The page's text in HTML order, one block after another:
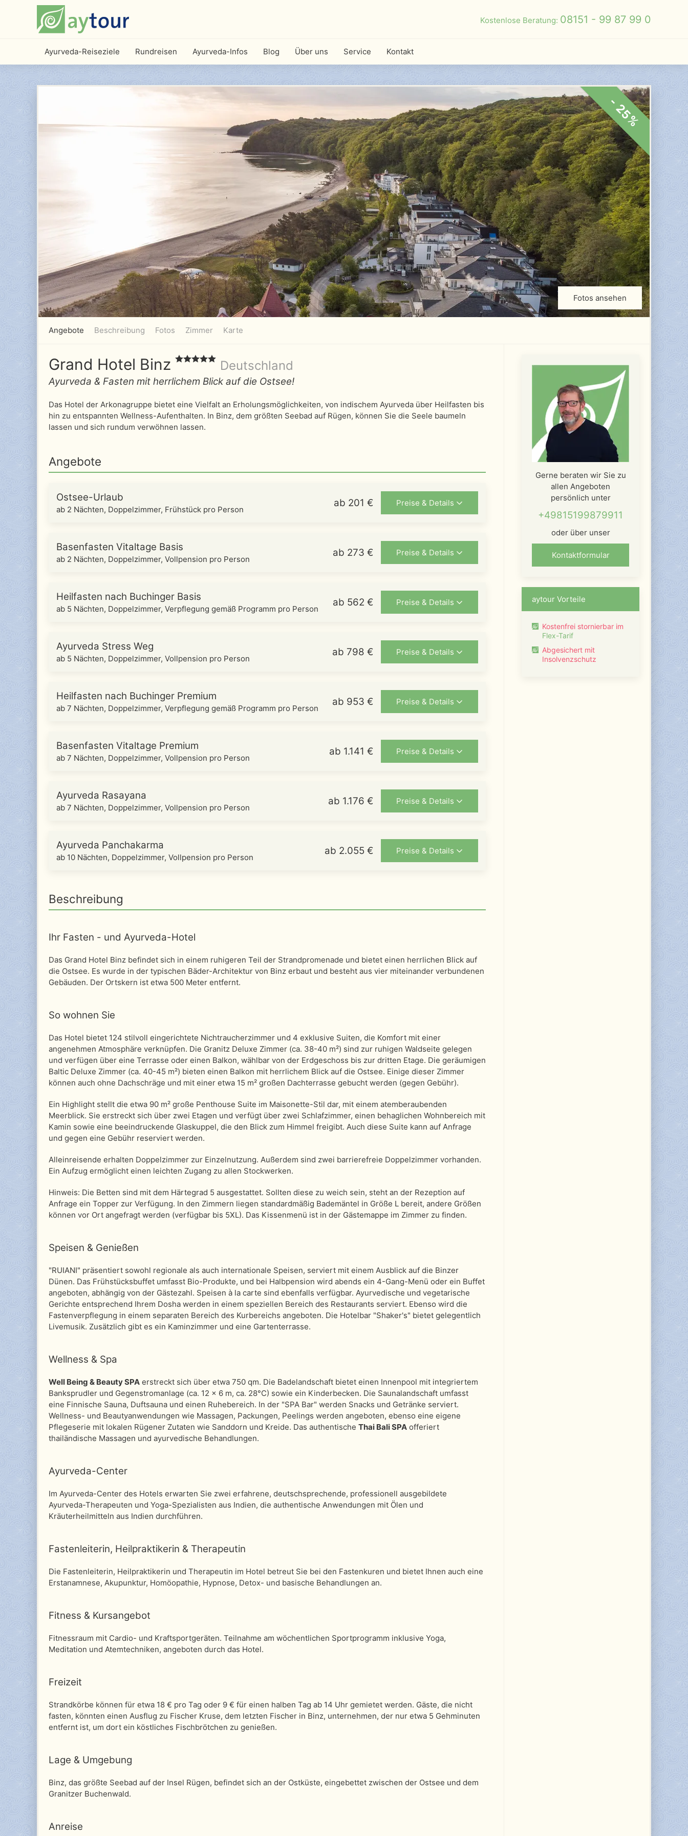
Kostenlose Beratung: 08151 - 99 87 99 0
Ayurveda-Reiseziele Rundreisen Ayurveda-Infos Blog Über uns Service Kontakt
Fotos ansehen
- 25%
Angebote Beschreibung Fotos Zimmer Karte
Grand Hotel Binz Deutschland
Ayurveda & Fasten mit herrlichem Blick auf die Ostsee!
Das Hotel der Arkonagruppe bietet eine Vielfalt an Erholungsmöglichkeiten, von indischem Ayurveda über Heilfasten bis
hin zu entspannten Wellness-Aufenthalten. In Binz, dem größten Seebad auf Rügen, können Sie die Seele baumeln
lassen und sich rundum verwöhnen lassen.
Angebote
Ostsee-Urlaub
ab 2 Nächten, Doppelzimmer, Frühstück pro Person
ab 201 € Preise & Details
Basenfasten Vitaltage Basis
ab 2 Nächten, Doppelzimmer, Vollpension pro Person
ab 273 € Preise & Details
Heilfasten nach Buchinger Basis
ab 5 Nächten, Doppelzimmer, Verpflegung gemäß Programm pro Person
ab 562 € Preise & Details
Ayurveda Stress Weg
ab 5 Nächten, Doppelzimmer, Vollpension pro Person
ab 798 € Preise & Details
Heilfasten nach Buchinger Premium
ab 7 Nächten, Doppelzimmer, Verpflegung gemäß Programm pro Person
ab 953 € Preise & Details
Basenfasten Vitaltage Premium
ab 7 Nächten, Doppelzimmer, Vollpension pro Person
ab 1.141 € Preise & Details
Ayurveda Rasayana
ab 7 Nächten, Doppelzimmer, Vollpension pro Person
ab 1.176 € Preise & Details
Ayurveda Panchakarma
ab 10 Nächten, Doppelzimmer, Vollpension pro Person
ab 2.055 € Preise & Details
Beschreibung
Ihr Fasten - und Ayurveda-Hotel
Das Grand Hotel Binz befindet sich in einem ruhigeren Teil der Strandpromenade und bietet einen herrlichen Blick auf
die Ostsee. Es wurde in der typischen Bäder-Architektur von Binz erbaut und besteht aus vier miteinander verbundenen
Gebäuden. Der Ortskern ist etwa 500 Meter entfernt.
So wohnen Sie
Das Hotel bietet 124 stilvoll eingerichtete Nichtraucherzimmer und 4 exklusive Suiten, die Komfort mit einer
angenehmen Atmosphäre verknüpfen. Die Granitz Deluxe Zimmer (ca. 38-40 m²) sind zur ruhigen Waldseite gelegen
und verfügen über eine Terrasse oder einen Balkon, wählbar von der Erdgeschoss bis zur dritten Etage. Die geräumigen
Baltic Deluxe Zimmer (ca. 40-45 m²) bieten einen Balkon mit herrlichem Blick auf die Ostsee. Einige dieser Zimmer
können auch ohne Dachschräge und mit einer etwa 15 m² großen Dachterrasse gebucht werden (gegen Gebühr).
Ein Highlight stellt die etwa 90 m² große Penthouse Suite im Maisonette-Stil dar, mit einem atemberaubenden
Meerblick. Sie erstreckt sich über zwei Etagen und verfügt über zwei Schlafzimmer, einen behaglichen Wohnbereich mit
Kamin sowie eine beeindruckende Glaskuppel, die den Blick zum Himmel freigibt. Auch diese Suite kann auf Anfrage
und gegen eine Gebühr reserviert werden.
Alleinreisende erhalten Doppelzimmer zur Einzelnutzung. Außerdem sind zwei barrierefreie Doppelzimmer vorhanden.
Ein Aufzug ermöglicht einen leichten Zugang zu allen Stockwerken.
Hinweis: Die Betten sind mit dem Härtegrad 5 ausgestattet. Sollten diese zu weich sein, steht an der Rezeption auf
Anfrage ein Topper zur Verfügung. In den Zimmern liegen standardmäßig Bademäntel in Größe L bereit, andere Größen
können vor Ort angefragt werden (verfügbar bis 5XL). Das Kissenmenü ist in der Gästemappe im Zimmer zu finden.
Speisen & Genießen
"RUIANI" präsentiert sowohl regionale als auch internationale Speisen, serviert mit einem Ausblick auf die Binzer
Dünen. Das Frühstücksbuffet umfasst Bio-Produkte, und bei Halbpension wird abends ein 4-Gang-Menü oder ein Buffet
angeboten, abhängig von der Gästezahl. Speisen à la carte sind ebenfalls verfügbar. Ayurvedische und vegetarische
Gerichte entsprechend Ihrem Dosha werden in einem speziellen Bereich des Restaurants serviert. Ebenso wird die
Fastenverpflegung in einem separaten Bereich des Kurbereichs angeboten. Die Hotelbar "Shaker's" bietet gelegentlich
Livemusik. Zusätzlich gibt es ein Kaminzimmer und eine Gartenterrasse.
Wellness & Spa
Well Being & Beauty SPA erstreckt sich über etwa 750 qm. Die Badelandschaft bietet einen Innenpool mit integriertem
Banksprudler und Gegenstromanlage (ca. 12 x 6 m, ca. 28°C) sowie ein Kinderbecken. Die Saunalandschaft umfasst
eine Finnische Sauna, Duftsauna und einen Ruhebereich. In der "SPA Bar" werden Snacks und Getränke serviert.
Wellness- und Beautyanwendungen wie Massagen, Packungen, Peelings werden angeboten, ebenso eine eigene
Pflegeserie mit lokalen Rügener Zutaten wie Sanddorn und Kreide. Das authentische Thai Bali SPA offeriert
thailändische Massagen und ayurvedische Behandlungen.
Ayurveda-Center
Im Ayurveda-Center des Hotels erwarten Sie zwei erfahrene, deutschsprechende, professionell ausgebildete
Ayurveda-Therapeuten und Yoga-Spezialisten aus Indien, die authentische Anwendungen mit Ölen und
Kräuterheilmitteln aus Indien durchführen.
Fastenleiterin, Heilpraktikerin & Therapeutin
Die Fastenleiterin, Heilpraktikerin und Therapeutin im Hotel betreut Sie bei den Fastenkuren und bietet Ihnen auch eine
Erstanamnese, Akupunktur, Homöopathie, Hypnose, Detox- und basische Behandlungen an.
Fitness & Kursangebot
Fitnessraum mit Cardio- und Kraftsportgeräten. Teilnahme am wöchentlichen Sportprogramm inklusive Yoga,
Meditation und Atemtechniken, angeboten durch das Hotel.
Freizeit
Strandkörbe können für etwa 18 € pro Tag oder 9 € für einen halben Tag ab 14 Uhr gemietet werden. Gäste, die nicht
fasten, könnten einen Ausflug zu Fischer Kruse, dem letzten Fischer in Binz, unternehmen, der nur etwa 5 Gehminuten
entfernt ist, um dort ein köstliches Fischbrötchen zu genießen.
Lage & Umgebung
Binz, das größte Seebad auf der Insel Rügen, befindet sich an der Ostküste, eingebettet zwischen der Ostsee und dem
Granitzer Buchenwald.
Anreise
Gerne beraten wir Sie zu
allen Angeboten
persönlich unter
+49815199879911
oder über unser
Kontaktformular
aytour Vorteile
Kostenfrei stornierbar im
Flex-Tarif
Abgesichert mit
Insolvenzschutz